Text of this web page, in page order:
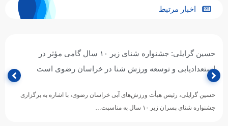
اخبار مرتبط
حسین گرایلی: جشنواره شنای زیر ۱۰ سال گامی مؤثر در
استعدادیابی و توسعه ورزش شنا در خراسان رضوی است
حسین گرایلی، رئیس هیأت ورزش‌های آبی خراسان رضوی، با اشاره به برگزاری
جشنواره شنای پسران زیر ۱۰ سال به مناسبت…